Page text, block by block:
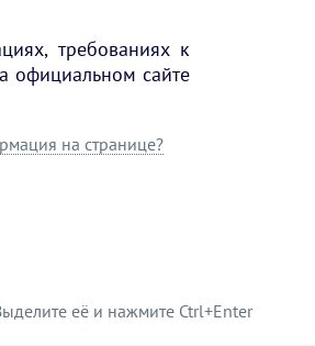
требованиях к
официальном сайте
на странице?
её и нажмите Ctrl+Enter